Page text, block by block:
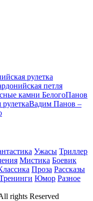
рулетка
петля
камни БелогоПанов
Вадим Панов –
Ужасы Триллер
Мистика Боевик
Проза Рассказы
Юмор Разное
rights Reserved